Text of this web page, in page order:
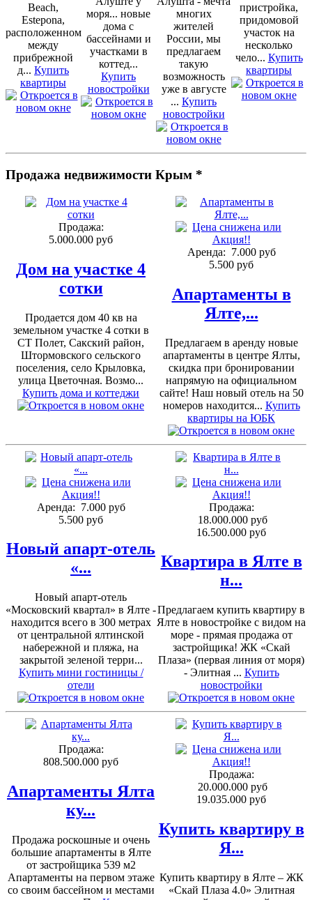
Beach,
Estepona,
расположенном
между
прибрежной
д... Купить
квартиры
моря... новые
дома с
бассейнами и
участками в
коттед...
Купить
новостройки
многих
жителей
России, мы
предлагаем
такую
возможность
уже в августе
... Купить
новостройки
пристройка,
придомовой
участок на
несколько
чело... Купить
квартиры
Продажа недвижимости Крым *
Продажа:
5.000.000 руб
Дом на участке 4
сотки
Продается дом 40 кв на
земельном участке 4 сотки в
СТ Полет, Сакский район,
Штормовского сельского
поселения, село Крыловка,
улица Цветочная. Возмо...
Купить дома и коттеджи
Аренда: 7.000 руб
5.500 руб
Апартаменты в
Ялте,...
Предлагаем в аренду новые
апартаменты в центре Ялты,
скидка при бронировании
напрямую на официальном
сайте! Наш новый отель на 50
номеров находится... Купить
квартиры на ЮБК
Аренда: 7.000 руб
5.500 руб
Новый апарт-отель
«...
Новый апарт-отель
«Московский квартал» в Ялте -
находится всего в 300 метрах
от центральной ялтинской
набережной и пляжа, на
закрытой зеленой терри...
Купить мини гостиницы /
отели
Продажа:
18.000.000 руб
16.500.000 руб
Квартира в Ялте в
н...
Предлагаем купить квартиру в
Ялте в новостройке с видом на
море - прямая продажа от
застройщика! ЖК «Скай
Плаза» (первая линия от моря)
- Элитная ... Купить
новостройки
Продажа:
808.500.000 руб
Апартаменты Ялта
ку...
Продажа роскошные и очень
большие апартаменты в Ялте
от застройщика 539 м2
Апартаменты на первом этаже
со своим бассейном и местами
Продажа:
20.000.000 руб
19.035.000 руб
Купить квартиру в
Я...
Купить квартиру в Ялте – ЖК
«Скай Плаза 4.0» Элитная